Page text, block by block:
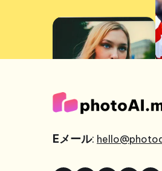
Eメール: